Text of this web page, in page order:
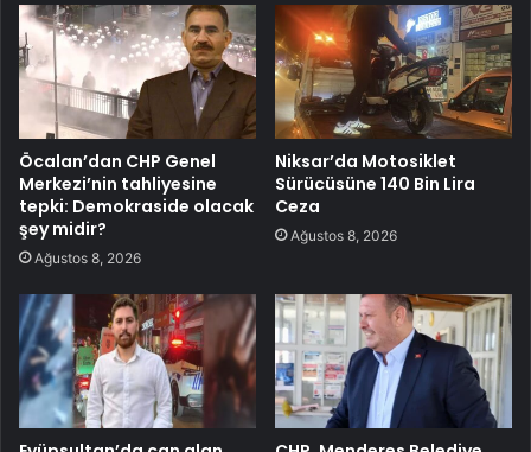
Öcalan’dan CHP Genel
Merkezi’nin tahliyesine
tepki: Demokraside olacak
şey midir?
Ağustos 8, 2026
Niksar’da Motosiklet
Sürücüsüne 140 Bin Lira
Ceza
Ağustos 8, 2026